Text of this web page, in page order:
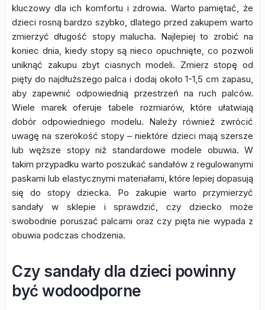
kluczowy dla ich komfortu i zdrowia. Warto pamiętać, że
dzieci rosną bardzo szybko, dlatego przed zakupem warto
zmierzyć długość stopy malucha. Najlepiej to zrobić na
koniec dnia, kiedy stopy są nieco opuchnięte, co pozwoli
uniknąć zakupu zbyt ciasnych modeli. Zmierz stopę od
pięty do najdłuższego palca i dodaj około 1-1,5 cm zapasu,
aby zapewnić odpowiednią przestrzeń na ruch palców.
Wiele marek oferuje tabele rozmiarów, które ułatwiają
dobór odpowiedniego modelu. Należy również zwrócić
uwagę na szerokość stopy – niektóre dzieci mają szersze
lub węższe stopy niż standardowe modele obuwia. W
takim przypadku warto poszukać sandałów z regulowanymi
paskami lub elastycznymi materiałami, które lepiej dopasują
się do stopy dziecka. Po zakupie warto przymierzyć
sandały w sklepie i sprawdzić, czy dziecko może
swobodnie poruszać palcami oraz czy pięta nie wypada z
obuwia podczas chodzenia.
Czy sandały dla dzieci powinny
być wodoodporne